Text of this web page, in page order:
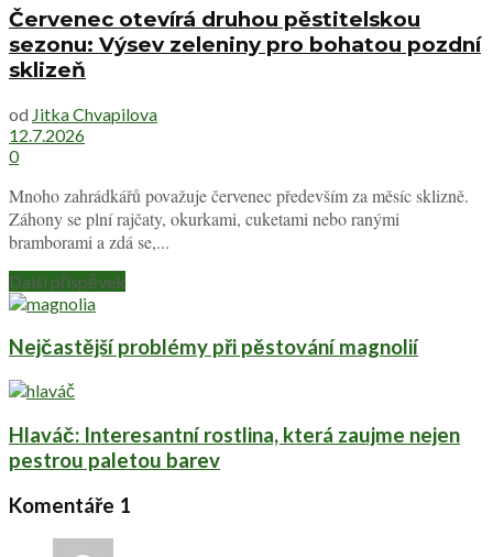
Červenec otevírá druhou pěstitelskou
sezonu: Výsev zeleniny pro bohatou pozdní
sklizeň
od Jitka Chvapilova
12.7.2026
0
Mnoho zahrádkářů považuje červenec především za měsíc sklizně.
Záhony se plní rajčaty, okurkami, cuketami nebo ranými
bramborami a zdá se,...
Další příspěvek
Nejčastější problémy při pěstování magnolií
Hlaváč: Interesantní rostlina, která zaujme nejen
pestrou paletou barev
Komentáře 1